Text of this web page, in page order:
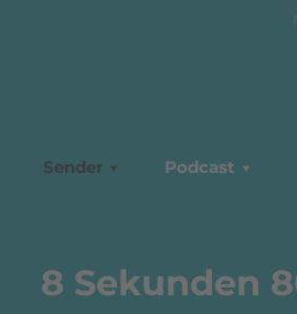
Sender Podcast
8 Sekunden